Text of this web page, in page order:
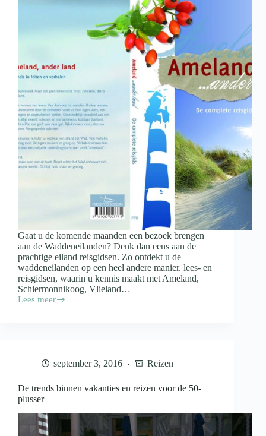
Gaat u de komende maanden een bezoek brengen
aan de Waddeneilanden? Denk dan eens aan de
prachtige eiland reisgidsen. Zo ontdekt u de
waddeneilanden op een heel andere manier. lees- en
reisgidsen, waarin u kennis maakt met Ameland,
Schiermonnikoog, Vlieland…
Lees meer
Beleef
manier
september 3, 2016 Reizen
De trends binnen vakanties en reizen voor de 50-
plusser